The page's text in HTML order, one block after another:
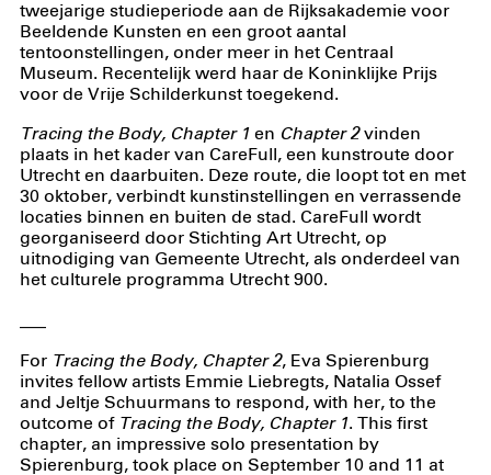
tweejarige studieperiode aan de Rijksakademie voor
Beeldende Kunsten en een groot aantal
tentoonstellingen, onder meer in het Centraal
Museum. Recentelijk werd haar de Koninklijke Prijs
voor de Vrije Schilderkunst toegekend.
Tracing the Body, Chapter 1 en Chapter 2vinden
plaats in het kader van CareFull, een kunstroute door
Utrecht en daarbuiten. Deze route, die loopt tot en met
30 oktober, verbindt kunstinstellingen en verrassende
locaties binnen en buiten de stad. CareFull wordt
georganiseerd door Stichting Art Utrecht, op
uitnodiging van Gemeente Utrecht, als onderdeel van
het culturele programma Utrecht 900.
For Tracing the Body, Chapter 2, Eva Spierenburg
invites fellow artists Emmie Liebregts, Natalia Ossef
and Jeltje Schuurmans to respond, with her, to the
outcome of Tracing the Body, Chapter 1. This first
chapter, an impressive solo presentation by
Spierenburg, took place on September 10 and 11 at